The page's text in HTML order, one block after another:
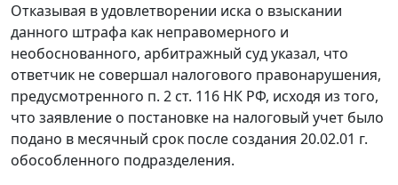
Отказывая в удовлетворении иска о взыскании
данного штрафа как неправомерного и
необоснованного, арбитражный суд указал, что
ответчик не совершал налогового правонарушения,
предусмотренного п. 2 ст. 116 НК РФ, исходя из того,
что заявление о постановке на налоговый учет было
подано в месячный срок после создания 20.02.01 г.
обособленного подразделения.